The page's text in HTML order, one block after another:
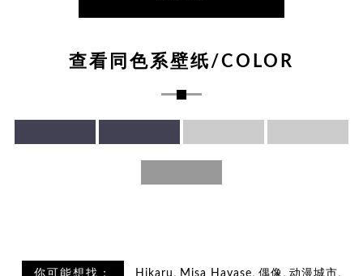
查看同色系壁纸/COLOR
你可能想找： Hikaru , Misa Hayase, 偶像, 动漫城市,